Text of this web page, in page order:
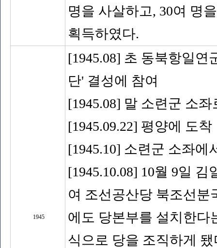
명을 사살하고, 30여 명
획득하였다.
1945
[1945.08] 초 동북항일
단' 결성에 참여
[1945.08] 말 소련군 소
[1945.09.22] 평양에 도착
[1945.10] 소련군 소좌에
[1945.10.08] 10월 9일
여 조선공산당 북조선분
에도 당본부를 설치한다
식으로 당을 조직하게 됐